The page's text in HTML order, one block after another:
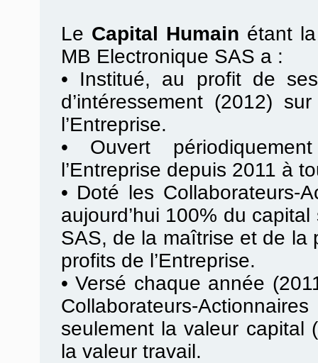
Le Capital Humain étant
MB Electronique SAS a :
• Institué, au profit de
d’intéressement (2012)
l’Entreprise.
• Ouvert
l’Entreprise depuis 2011 à
• Doté les Collaborateurs-
aujourd’hui 100% du
SAS, de la maîtrise et de la
profits de l’Entreprise.
• Versé chaque année
Collaborateurs-
seulement la valeur capital
la valeur travail.